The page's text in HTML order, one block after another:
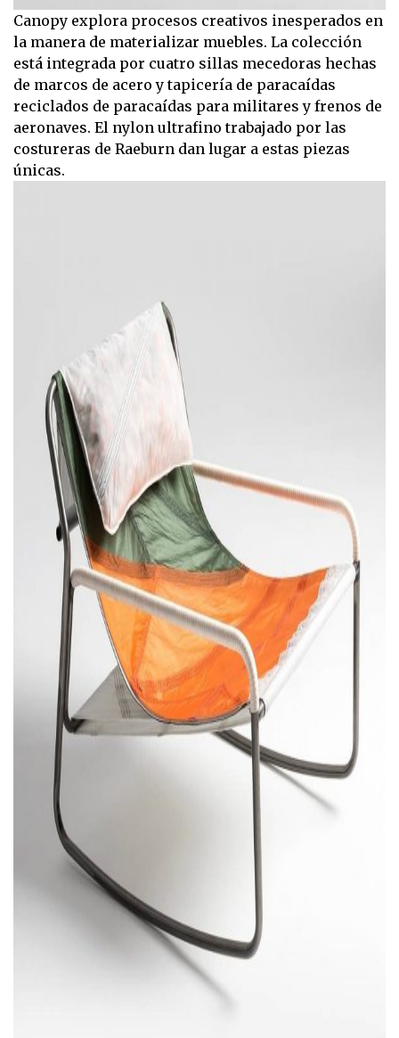
Canopy explora procesos creativos inesperados en
la manera de materializar muebles. La colección
está integrada por cuatro sillas mecedoras hechas
de marcos de acero y tapicería de paracaídas
reciclados de paracaídas para militares y frenos de
aeronaves. El nylon ultrafino trabajado por las
costureras de Raeburn dan lugar a estas piezas
únicas.